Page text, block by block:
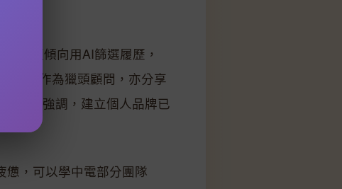
業更傾向用AI篩選履歷，
穎宜作為獵頭顧問，亦分享
。佢強調，建立個人品牌已
憊，可以學中電部分團隊